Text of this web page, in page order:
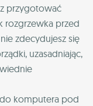
przygotować
rozgrzewka przed
zdecydujesz się
uzasadniając,
do komputera pod